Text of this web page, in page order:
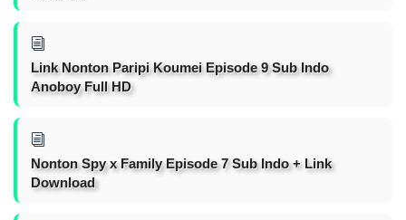
Link Nonton Paripi Koumei Episode 9 Sub Indo
Anoboy Full HD
Nonton Spy x Family Episode 7 Sub Indo + Link
Download